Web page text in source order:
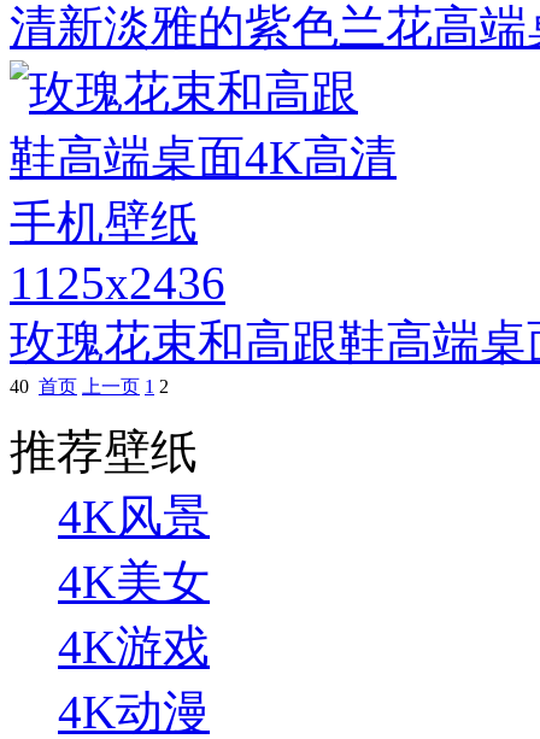
清新淡雅的紫色兰花高
1125x2436
玫瑰花束和高跟鞋高端
40 首页 上一页 1 2
推荐壁纸
4K风景
4K美女
4K游戏
4K动漫